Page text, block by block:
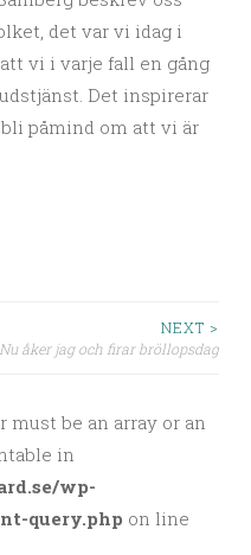
det var vi idag i
vi i varje fall en gång
Det inspirerar
påmind om att vi är
NEXT >
Nu åker jag och firar bröllopsdag
must be an array or an
in
wp-
query.php on line